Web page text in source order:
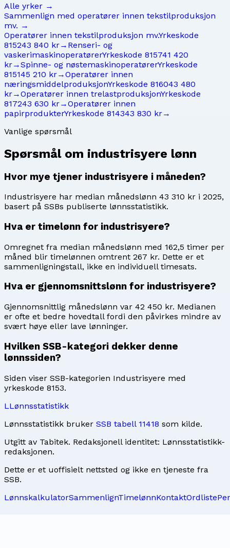
Alle yrker →
Sammenlign med operatører innen tekstilproduksjon
mv. →
Operatører innen tekstilproduksjon mv.Yrkeskode
815243 840 kr→ Renseri- og
vaskerimaskinoperatørerYrkeskode 815741 420
kr→Spinne- og nøstemaskinoperatørerYrkeskode
815145 210 kr→Operatører innen
næringsmiddelproduksjonYrkeskode 816043 480
kr→Operatører innen trelastproduksjonYrkeskode
817243 630 kr→Operatører innen
papirprodukterYrkeskode 814343 830 kr→
Vanlige spørsmål
Spørsmål om industrisyere lønn
Hvor mye tjener industrisyere i måneden?
Industrisyere har median månedslønn 43 310 kr i 2025,
basert på SSBs publiserte lønnsstatistikk.
Hva er timelønn for industrisyere?
Omregnet fra median månedslønn med 162,5 timer per
måned blir timelønnen omtrent 267 kr. Dette er et
sammenligningstall, ikke en individuell timesats.
Hva er gjennomsnittslønn for industrisyere?
Gjennomsnittlig månedslønn var 42 450 kr. Medianen
er ofte et bedre hovedtall fordi den påvirkes mindre av
svært høye eller lave lønninger.
Hvilken SSB-kategori dekker denne
lønnssiden?
Siden viser SSB-kategorien Industrisyere med
yrkeskode 8153.
LLønnsstatistikk
Lønnsstatistikk bruker SSB tabell 11418 som kilde.
Utgitt av Tabitek. Redaksjonell identitet: Lønnsstatistikk-
redaksjonen.
Dette er et uoffisielt nettsted og ikke en tjeneste fra
SSB.
LønnskalkulatorSammenlignTimelønnKontaktOrdliste